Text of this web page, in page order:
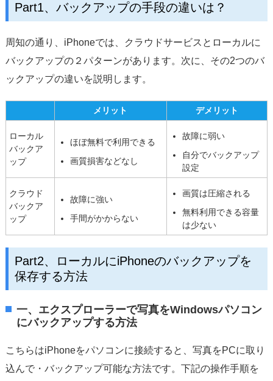
Part1、バックアップの手段の違いは？
周知の通り、iPhoneでは、クラウドサービスとローカルに
バックアップの２パターンがあります。次に、その2つのバ
ックアップの違いを説明します。
メリット デメリット
ローカル
バックア
ップ
ほぼ無料で利用できる
画質損害などなし
故障に弱い
自分でバックアップ
設定
クラウド
バックア
ップ
故障に強い
手間がかからない
画質は圧縮される
無料利用できる容量
は少ない
Part2、ローカルにiPhoneのバックアップを
保存する方法
一、エクスプローラーで写真をWindowsパソコン
にバックアップする方法
こちらはiPhoneをパソコンに接続すると、写真をPCに取り
込んで・バックアップ可能な方法です。下記の操作手順を